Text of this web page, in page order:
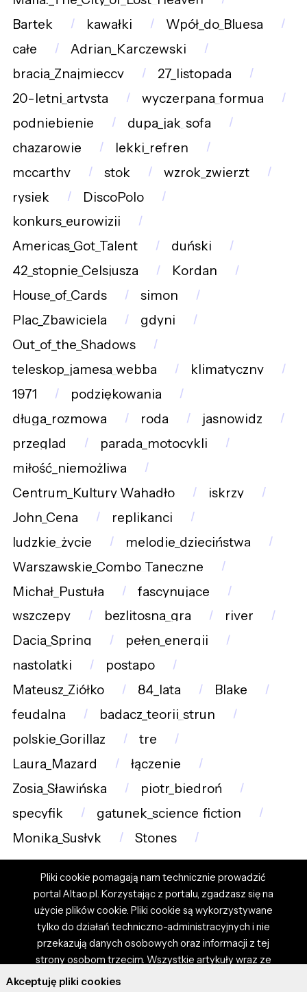
Bartek
kawałki
Wpół_do_Bluesa
całe
Adrian_Karczewski
bracia_Znajmieccy
27_listopada
20-letni_artysta
wyczerpana_formua
podniebienie
dupa_jak_sofa
chazarowie
lekki_refren
mccarthy
stok
wzrok_zwierzt
rysiek
DiscoPolo
konkurs_eurowizji
Americas_Got_Talent
duński
42_stopnie_Celsjusza
Kordan
House_of_Cards
simon
Plac_Zbawiciela
gdyni
Out_of_the_Shadows
teleskop_jamesa_webba
klimatyczny
1971
podziękowania
długa_rozmowa
roda
jasnowidz
przeglad
parada_motocykli
miłość_niemożliwa
Centrum_Kultury_Wahadło
iskrzy
John_Cena
replikanci
ludzkie_życie
melodie_dzieciństwa
Warszawskie_Combo_Taneczne
Michał_Pustuła
fascynujące
wszczepy
bezlitosna_gra
river
Dacia_Spring
pełen_energii
nastolatki
postapo
Mateusz_Ziółko
84_lata
Blake
feudalna
badacz_teorii_strun
polskie_Gorillaz
tre
Laura_Mazard
łączenie
Zosia_Sławińska
piotr_biedroń
specyfik
gatunek_science_fiction
Monika_Susłyk
Stones
Pliki cookie pomagają nam technicznie prowadzić
portal Altao.pl. Korzystając z portalu, zgadzasz się na
użycie plików cookie. Pliki cookie są wykorzystywane
tylko do działań techniczno-administracyjnych i nie
przekazują danych osobowych oraz informacji z tej
strony osobom trzecim. Wszystkie artykuły wraz ze
zdjęciami i materiałami dostępnymi na portalu są
Akceptuję pliki cookies